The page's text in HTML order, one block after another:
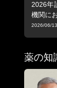
2026年
機関に
2026/06/13
薬の知